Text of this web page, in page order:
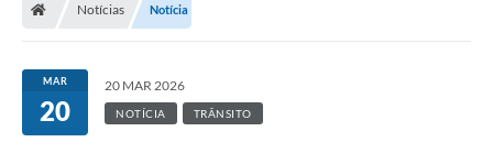
Notícias Notícia
MAR
20
20 MAR 2026
NOTÍCIA TRÂNSITO